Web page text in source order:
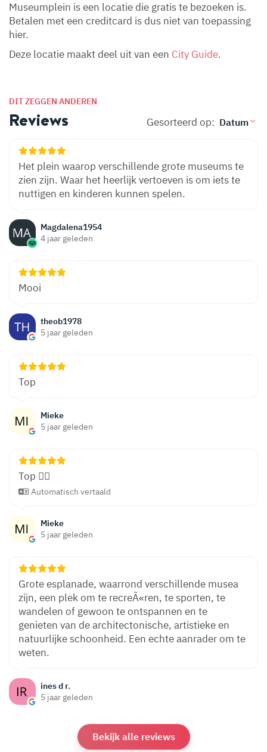
Museumplein is een locatie die gratis te bezoeken is.
Betalen met een creditcard is dus niet van toepassing
hier.
Deze locatie maakt deel uit van een City Guide.
DIT ZEGGEN ANDEREN
Reviews Gesorteerd op:
Magdalena1954
4 jaar geleden
Het plein waarop verschillende grote museums te
zien zijn. Waar het heerlijk vertoeven is om iets te
nuttigen en kinderen kunnen spelen.
theob1978
5 jaar geleden
Mooi
Mieke
5 jaar geleden
Top
Mieke
5 jaar geleden
Top 👍🏻
Automatisch vertaald
ines d r.
5 jaar geleden
Grote esplanade, waarrond verschillende musea
zijn, een plek om te recreÃ«ren, te sporten, te
wandelen of gewoon te ontspannen en te
genieten van de architectonische, artistieke en
natuurlijke schoonheid. Een echte aanrader om te
weten.
Bekijk alle reviews